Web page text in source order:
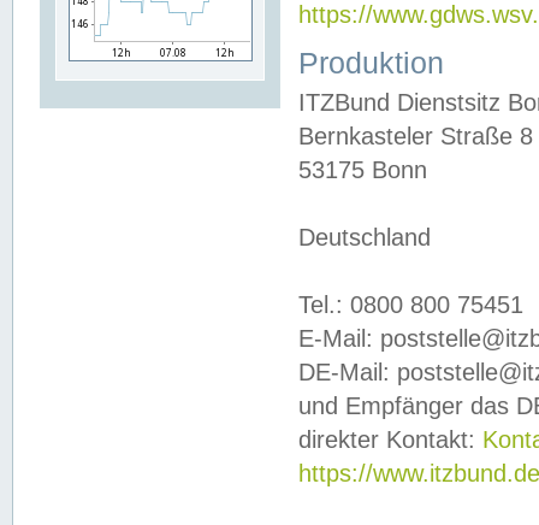
https://
Produktion
ITZBund Dienstsitz
Bernkasteler Straße 8
53175 Bonn
Deutschland
Tel.: 0800 800 75451
E-Mail:
DE-Mail:
und Empfänger das
direkter Kontakt:
https://